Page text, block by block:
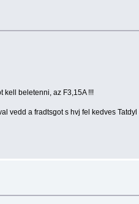
kell beletenni, az F3,15A !!!
vedd a fradtsgot s hvj fel kedves